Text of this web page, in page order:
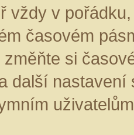
vždy v
časovém
si
další